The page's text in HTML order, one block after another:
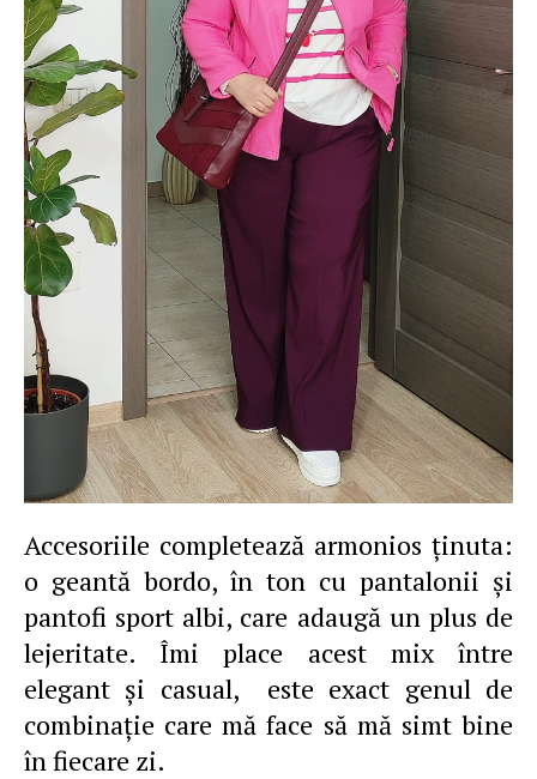
Accesoriile completează armonios ţinuta:
o geantă bordo, în ton cu pantalonii şi
pantofi sport albi, care adaugă un plus de
lejeritate. Îmi place acest mix între
elegant şi casual, este exact genul de
combinaţie care mă face să mă simt bine
în fiecare zi.